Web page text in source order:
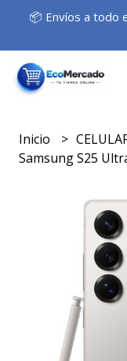
📦 Envíos a
Inicio
Samsung S25